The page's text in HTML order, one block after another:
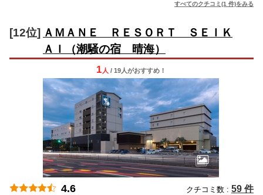
すべてのクチコミ(1 件)をみる
[12位] ＡＭＡＮＥ ＲＥＳＯＲＴ ＳＥＩＫ
ＡＩ（潮騒の宿 晴海）
1 人 / 19人がおすすめ！
4.6 クチコミ数 : 59 件